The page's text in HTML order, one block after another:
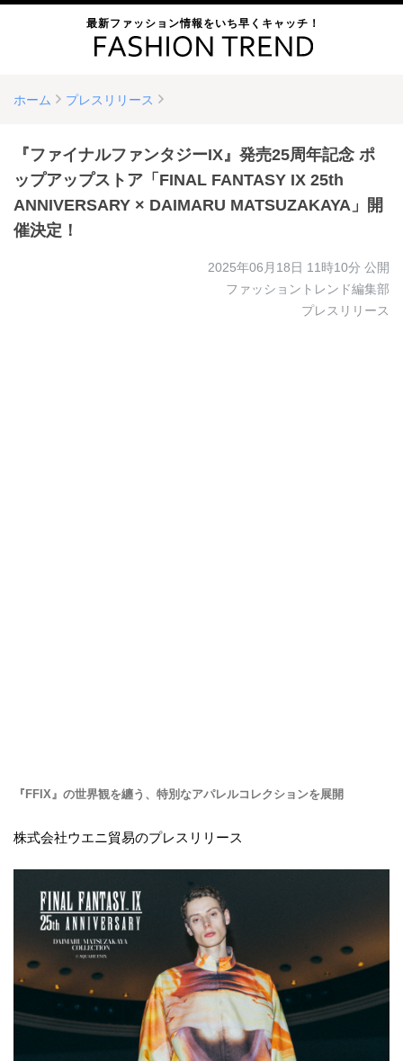
最新ファッション情報をいち早くキャッチ！
ホーム プレスリリース
『ファイナルファンタジーIX』発売25周年記念 ポ
ップアップストア「FINAL FANTASY IX 25th
ANNIVERSARY × DAIMARU MATSUZAKAYA」開
催決定！
2025年06月18日 11時10分 公開
ファッショントレンド編集部
プレスリリース
『FFIX』の世界観を纏う、特別なアパレルコレクションを展開
株式会社ウエニ貿易のプレスリリース